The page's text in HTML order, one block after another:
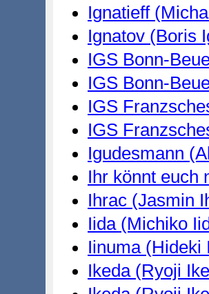
Ignatieff
Ignatov (Boris
IGS Bonn-
IGS Bonn-
IGS
IGS
Igudesmann
Ihr könnt euch
Ihrac (Jasmin
Iida (Michiko
Iinuma (Hideki
Ikeda (Ryoji